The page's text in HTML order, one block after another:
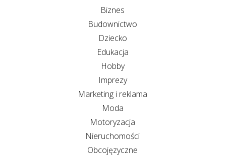
Biznes
Budownictwo
Dziecko
Edukacja
Hobby
Imprezy
Marketing i reklama
Moda
Motoryzacja
Nieruchomości
Obcojęzyczne